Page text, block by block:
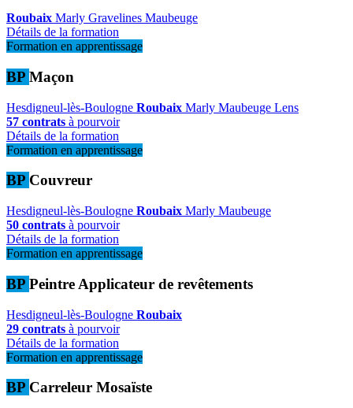
Roubaix Marly Gravelines Maubeuge
Détails de la formation
Formation en apprentissage
BP Maçon
Hesdigneul-lès-Boulogne Roubaix Marly Maubeuge Lens
57 contrats à pourvoir
Détails de la formation
Formation en apprentissage
BP Couvreur
Hesdigneul-lès-Boulogne Roubaix Marly Maubeuge
50 contrats à pourvoir
Détails de la formation
Formation en apprentissage
BP Peintre Applicateur de revêtements
Hesdigneul-lès-Boulogne Roubaix
29 contrats à pourvoir
Détails de la formation
Formation en apprentissage
BP Carreleur Mosaïste